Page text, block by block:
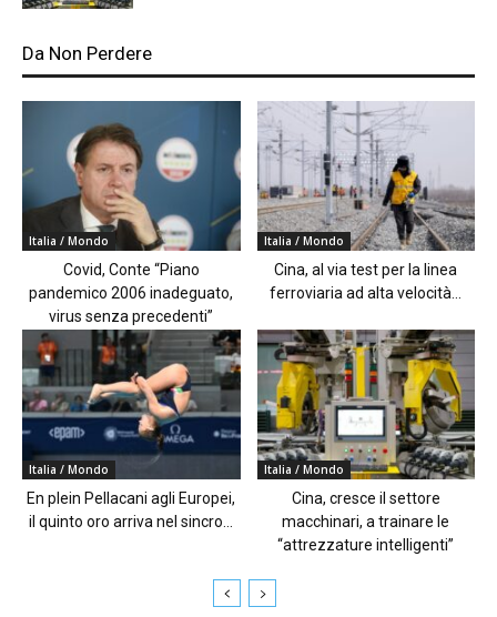
Da Non Perdere
Italia / Mondo
Covid, Conte “Piano
pandemico 2006 inadeguato,
virus senza precedenti”
Italia / Mondo
Cina, al via test per la linea
ferroviaria ad alta velocità...
Italia / Mondo
En plein Pellacani agli Europei,
il quinto oro arriva nel sincro...
Italia / Mondo
Cina, cresce il settore
macchinari, a trainare le
“attrezzature intelligenti”